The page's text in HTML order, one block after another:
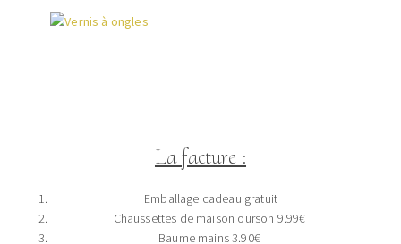
La facture :
Emballage cadeau gratuit
Chaussettes de maison ourson 9.99€
Baume mains 3.90€